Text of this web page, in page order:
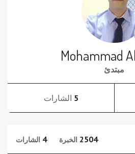
Mohammad
مبتدئ
5 الشارات
2504 الخبرة 4 الشارات